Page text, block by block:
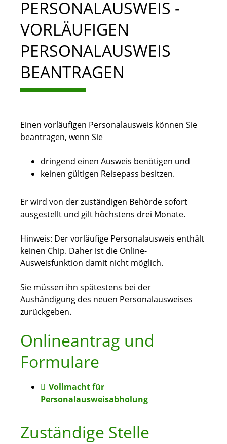
PERSONALAUSWEIS -
VORLÄUFIGEN
PERSONALAUSWEIS
BEANTRAGEN
Einen vorläufigen Personalausweis können Sie
beantragen, wenn Sie
dringend einen Ausweis benötigen und
keinen gültigen Reisepass besitzen.
Er wird von der zuständigen Behörde sofort
ausgestellt und gilt höchstens drei Monate.
Hinweis: Der vorläufige Personalausweis enthält
keinen Chip. Daher ist die Online-
Ausweisfunktion damit nicht möglich.
Sie müssen ihn spätestens bei der
Aushändigung des neuen Personalausweises
zurückgeben.
Onlineantrag und
Formulare
Vollmacht für
Personalausweisabholung
Zuständige Stelle